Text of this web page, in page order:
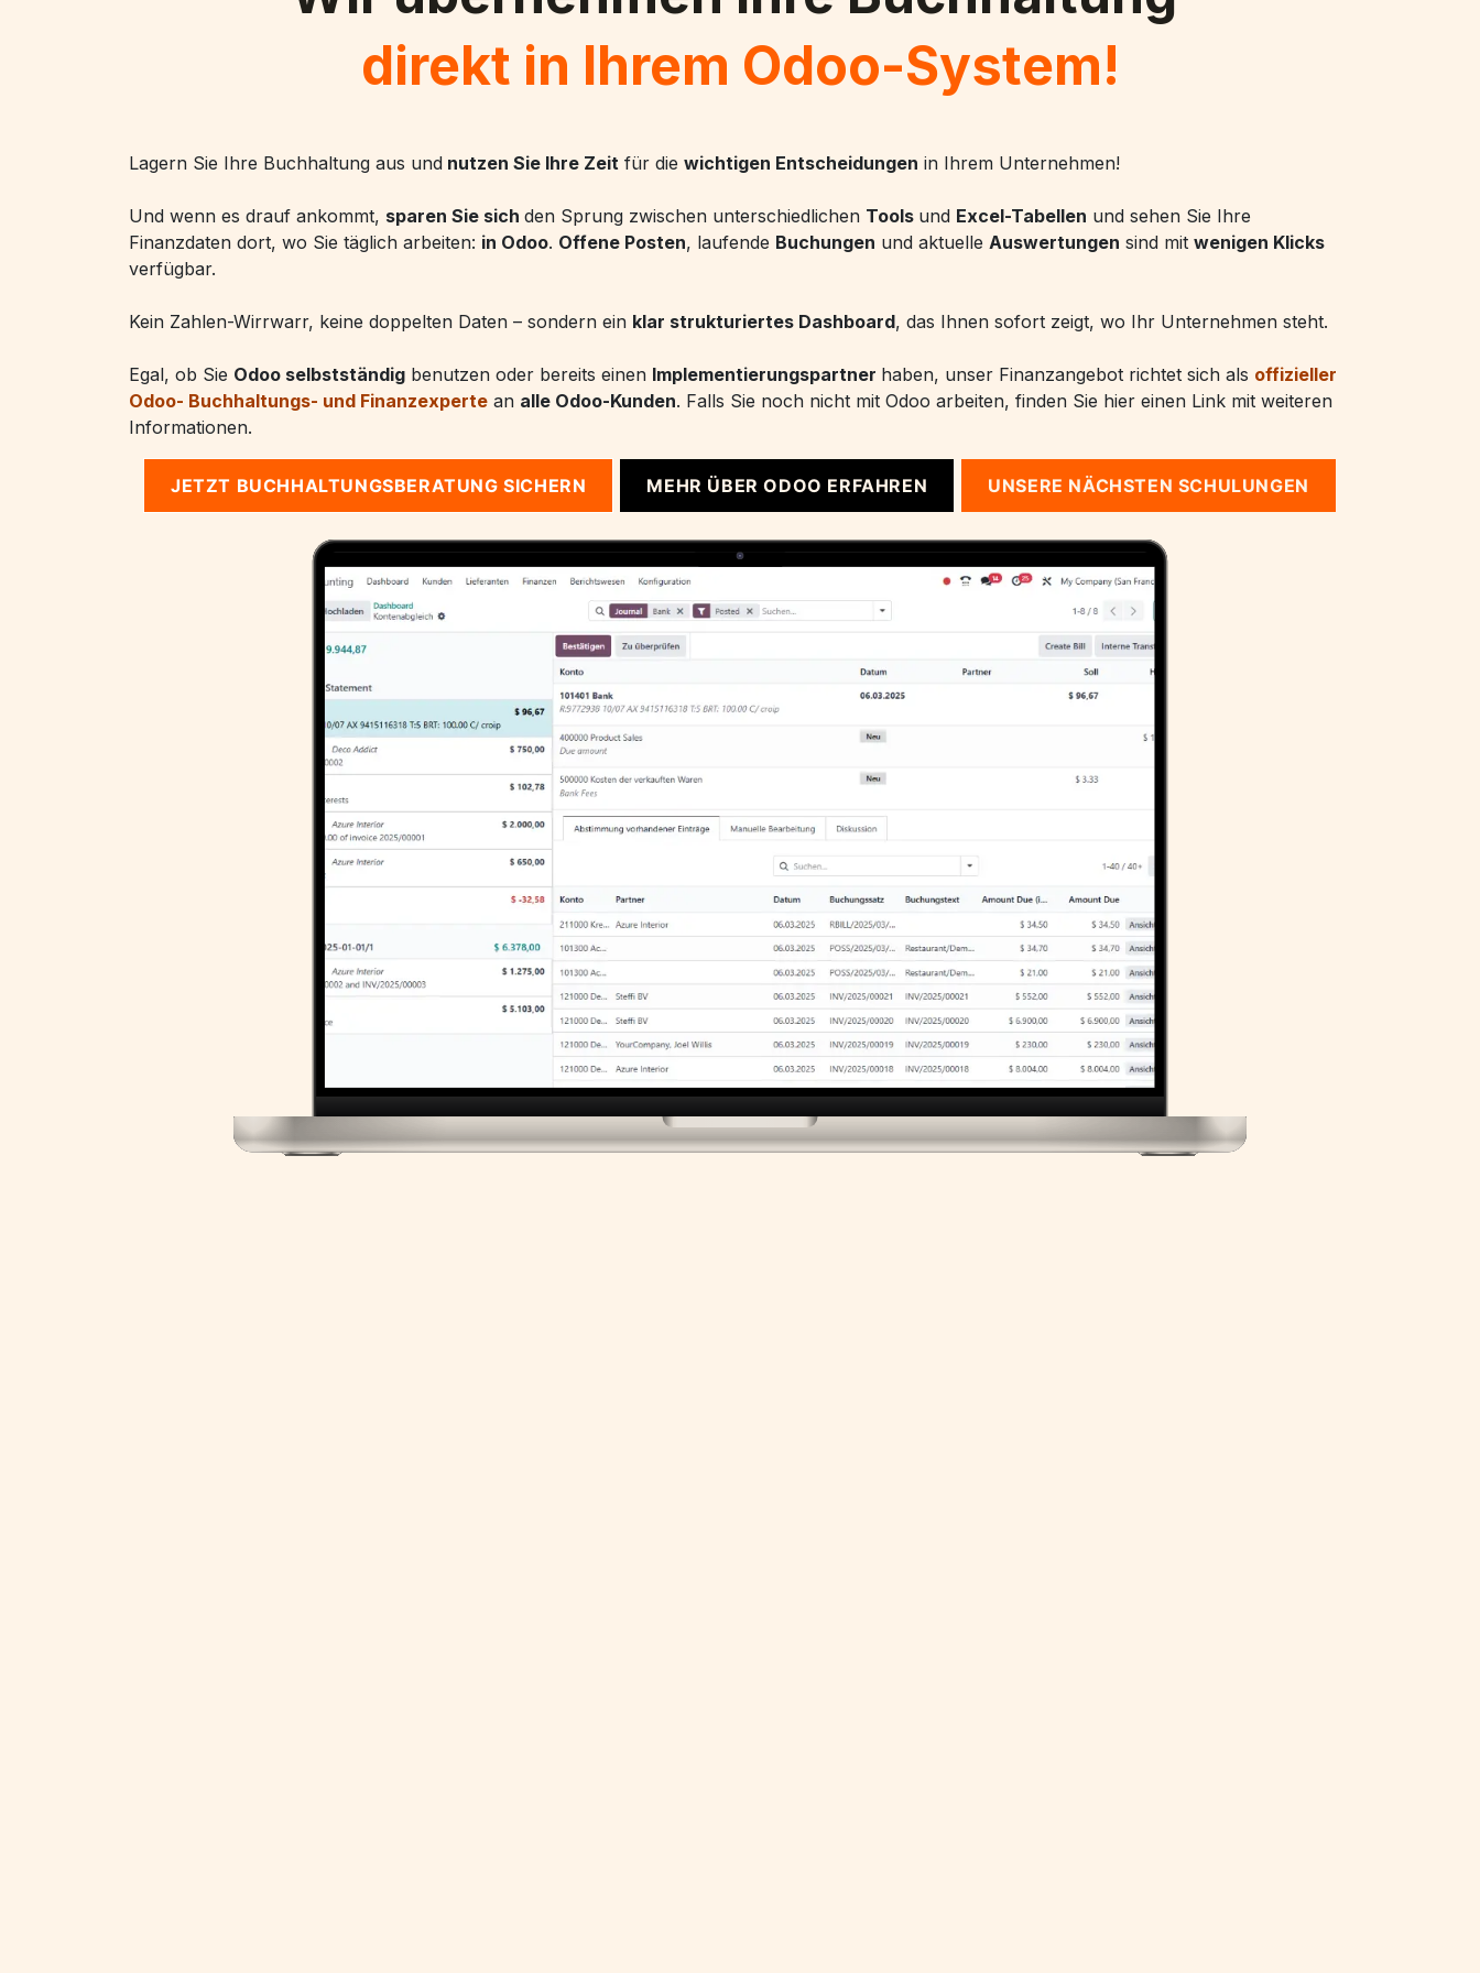
direkt in Ihrem Odoo-System!
Lagern Sie Ihre Buchhaltung aus und nutzen Sie Ihre Zeit für die wichtigen Entscheidungen in Ihrem Unternehmen!
Und wenn es drauf ankommt, sparen Sie sich den Sprung zwischen unterschiedlichen Tools und Excel-Tabellen und sehen Sie Ihre
Finanzdaten dort, wo Sie täglich arbeiten: in Odoo. Offene Posten, laufende Buchungen und aktuelle Auswertungen sind mit wenigen Klicks
verfügbar.
Kein Zahlen-Wirrwarr, keine doppelten Daten – sondern ein klar strukturiertes Dashboard, das Ihnen sofort zeigt, wo Ihr Unternehmen steht.
Egal, ob Sie Odoo selbstständig benutzen oder bereits einen Implementierungspartner haben, unser Finanzangebot richtet sich als offizieller
Odoo- Buchhaltungs- und Finanzexperte an alle Odoo-Kunden. Falls Sie noch nicht mit Odoo arbeiten, finden Sie hier einen Link mit weiteren
Informationen.
JETZT BUCHHALTUNGSBERATUNG SICHERN MEHR ÜBER ODOO ERFAHREN UNSERE NÄCHSTEN SC​​​​HULUNGEN